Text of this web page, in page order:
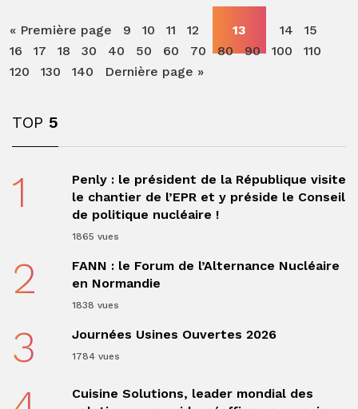
« Première page 9 10 11 12 13 14
15
16
17 18 30 40 50 60 70 80 90 100
110
120
130 140 Dernière page »
TOP 5
1
Penly : le président de la République visite
le chantier de l’EPR et y préside le Conseil
de politique nucléaire !
1865 vues
2
FANN : le Forum de l’Alternance Nucléaire
en Normandie
1838 vues
3 Journées Usines Ouvertes 2026
1784 vues
Cuisine Solutions, leader mondial des